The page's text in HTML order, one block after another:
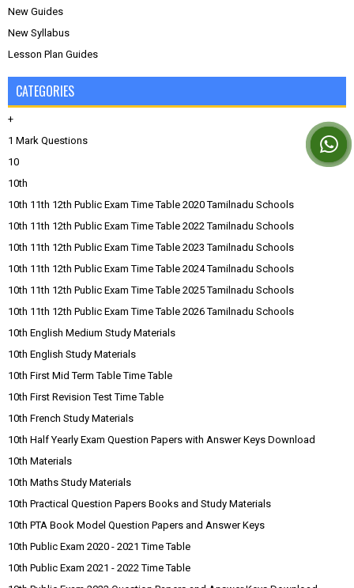
New Guides
New Syllabus
Lesson Plan Guides
CATEGORIES
+
1 Mark Questions
10
10th
10th 11th 12th Public Exam Time Table 2020 Tamilnadu Schools
10th 11th 12th Public Exam Time Table 2022 Tamilnadu Schools
10th 11th 12th Public Exam Time Table 2023 Tamilnadu Schools
10th 11th 12th Public Exam Time Table 2024 Tamilnadu Schools
10th 11th 12th Public Exam Time Table 2025 Tamilnadu Schools
10th 11th 12th Public Exam Time Table 2026 Tamilnadu Schools
10th English Medium Study Materials
10th English Study Materials
10th First Mid Term Table Time Table
10th First Revision Test Time Table
10th French Study Materials
10th Half Yearly Exam Question Papers with Answer Keys Download
10th Materials
10th Maths Study Materials
10th Practical Question Papers Books and Study Materials
10th PTA Book Model Question Papers and Answer Keys
10th Public Exam 2020 - 2021 Time Table
10th Public Exam 2021 - 2022 Time Table